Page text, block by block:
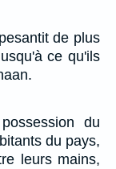
de plus
ce qu'ils
du
du pays,
leurs mains,